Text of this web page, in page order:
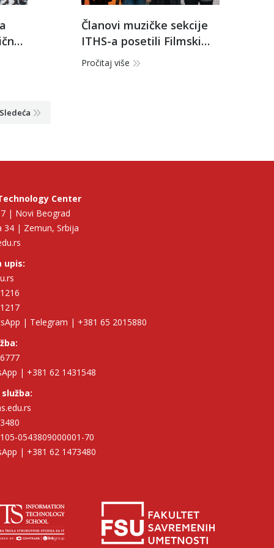
Članovi muzičke sekcije
ITHS-a posetili Filmski
festival Slobodna zona
Pročitaj više
Sledeća
Center
7 | Novi Beograd
34 | Zemun, Srbija
upis:
| Telegram | +381 65 2015880
| +381 62 1431548
0543809000001-70
| +381 62 1473480